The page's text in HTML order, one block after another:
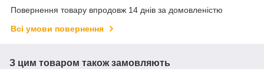
Повернення товару впродовж 14 днів за домовленістю
Всі умови повернення
З цим товаром також замовляють